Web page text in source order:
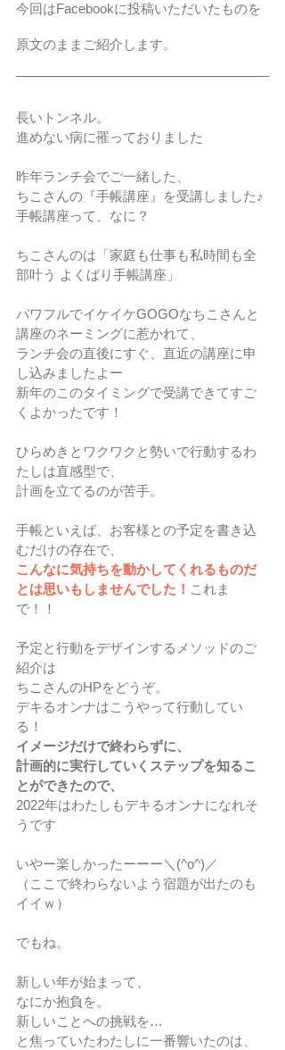
今回はFacebookに投稿いただいたものを
原文のままご紹介します。
長いトンネル。
進めない病に罹っておりました
昨年ランチ会でご一緒した、
ちこさんの『手帳講座』を受講しました♪
手帳講座って、なに？
ちこさんのは「家庭も仕事も私時間も全
部叶う よくばり手帳講座」
パワフルでイケイケGOGOなちこさんと
講座のネーミングに惹かれて、
ランチ会の直後にすぐ、直近の講座に申
し込みましたよー
新年のこのタイミングで受講できてすご
くよかったです！
ひらめきとワクワクと勢いで行動するわ
たしは直感型で、
計画を立てるのが苦手。
手帳といえば、お客様との予定を書き込
むだけの存在で、
こんなに気持ちを動かしてくれるものだ
とは思いもしませんでした！ これま
で！！
予定と行動をデザインするメソッドのご
紹介は
ちこさんのHPをどうぞ。
デキるオンナはこうやって行動してい
る！
イメージだけで終わらずに、
計画的に実行していくステップを知るこ
とができたので、
2022年はわたしもデキるオンナになれそ
うです
いやー楽しかったーーー＼(^o^)／
（ここで終わらないよう宿題が出たのも
イイｗ）
でもね。
新しい年が始まって、
なにか抱負を。
新しいことへの挑戦を…
と焦っていたわたしに一番響いたのは、